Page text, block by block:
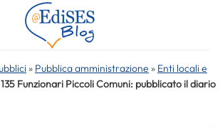
» Pubblica amministrazione » Enti locali e
Funzionari Piccoli Comuni: pubblicato il diario